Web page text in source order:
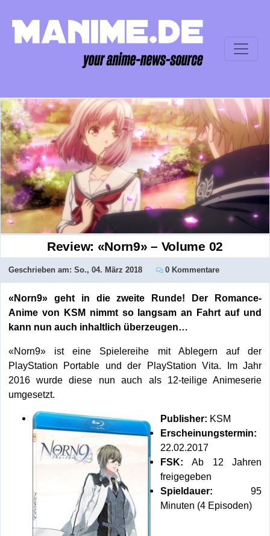
Review: «Norn9» – Volume 02
Geschrieben am: So., 04. März 2018 0 Kommentare
«Norn9» geht in die zweite Runde! Der Romance-
Anime von KSM nimmt so langsam an Fahrt auf und
kann nun auch inhaltlich überzeugen…
«Norn9» ist eine Spielereihe mit Ablegern auf der
PlayStation Portable und der PlayStation Vita. Im Jahr
2016 wurde diese nun auch als 12-teilige Animeserie
umgesetzt.
Publisher: KSM
Erscheinungstermin:
22.02.2017
FSK: Ab 12 Jahren
freigegeben
Spieldauer: 95
Minuten (4 Episoden)